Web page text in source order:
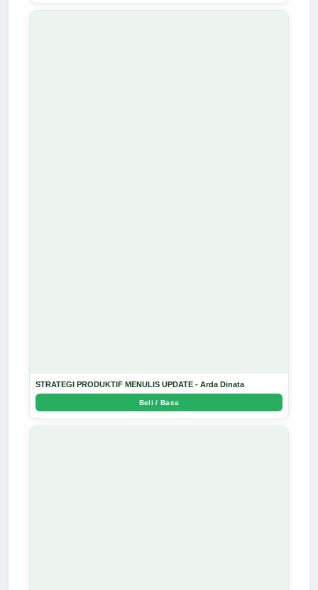
STRATEGI PRODUKTIF MENULIS UPDATE - Arda Dinata
Beli / Baca